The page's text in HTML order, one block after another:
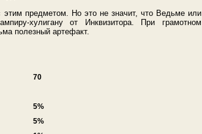
предметом. Но это не значит, что Ведьме или
хулигану от Инквизитора. При грамотном
полезный артефакт.
70
5%
5%